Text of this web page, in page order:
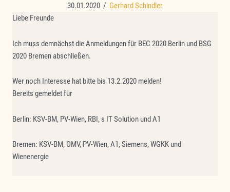
30.01.2020 / Gerhard Schindler
Liebe Freunde
Ich muss demnächst die Anmeldungen für BEC 2020 Berlin und BSG
2020 Bremen abschließen.
Wer noch Interesse hat bitte bis 13.2.2020 melden!
Bereits gemeldet für
Berlin: KSV-BM, PV-Wien, RBI, s IT Solution und A1
Bremen: KSV-BM, OMV, PV-Wien, A1, Siemens, WGKK und
Wienenergie